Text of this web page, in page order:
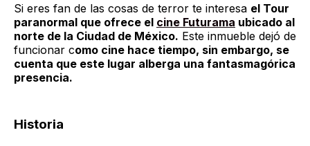
Si eres fan de las cosas de terror te interesa el Tour
paranormal que ofrece el cine Futurama ubicado al
norte de la Ciudad de México. Este inmueble dejó de
funcionar como cine hace tiempo, sin embargo, se
cuenta que este lugar alberga una fantasmagórica
presencia.
Historia